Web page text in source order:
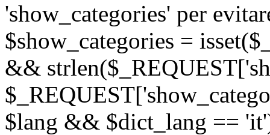
'show_categories' per
$show_categories =
&&
$lang && $dict_lang ==